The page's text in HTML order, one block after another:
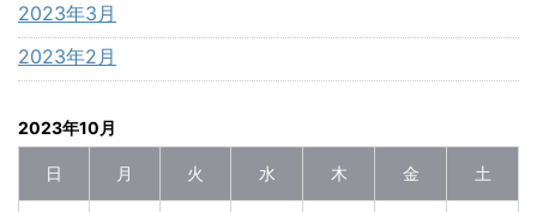
2023年3月
2023年2月
2023年10月
日 月 火 水 木 金 土